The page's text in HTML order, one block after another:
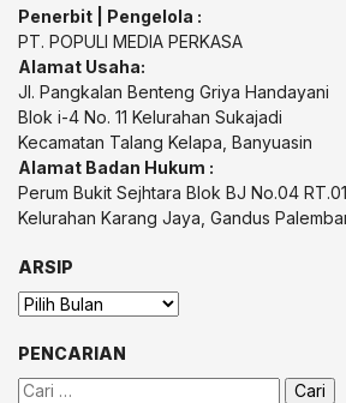
Penerbit | Pengelola :
PT. POPULI MEDIA PERKASA
Alamat Usaha:
Jl. Pangkalan Benteng Griya Handayani
Blok i-4 No. 11 Kelurahan Sukajadi
Kecamatan Talang Kelapa, Banyuasin
Alamat Badan Hukum :
Perum Bukit Sejhtara Blok BJ No.04
Kelurahan Karang Jaya, Gandus
ARSIP
Arsip
PENCARIAN
Cari